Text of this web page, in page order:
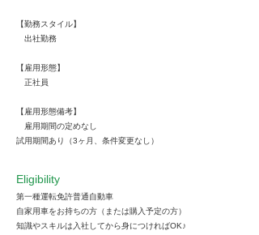
【勤務スタイル】
出社勤務
【雇用形態】
正社員
【雇用形態備考】
雇用期間の定めなし
試用期間あり（3ヶ月、条件変更なし）
Eligibility
第一種運転免許普通自動車
自家用車をお持ちの方（または購入予定の方）
知識やスキルは入社してから身につければOK♪